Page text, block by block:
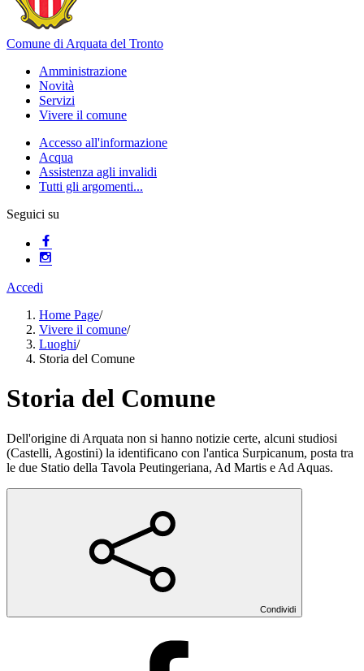
Comune di Arquata del Tronto
Amministrazione
Novità
Servizi
Vivere il comune
Accesso all'informazione
Acqua
Assistenza agli invalidi
Tutti gli argomenti...
Seguici su
Accedi
Home Page/
Vivere il comune/
Luoghi/
Storia del Comune
Storia del Comune
Dell'origine di Arquata non si hanno notizie certe, alcuni studiosi
(Castelli, Agostini) la identificano con l'antica Surpicanum, posta tra
le due Statio della Tavola Peutingeriana, Ad Martis e Ad Aquas.
Condividi